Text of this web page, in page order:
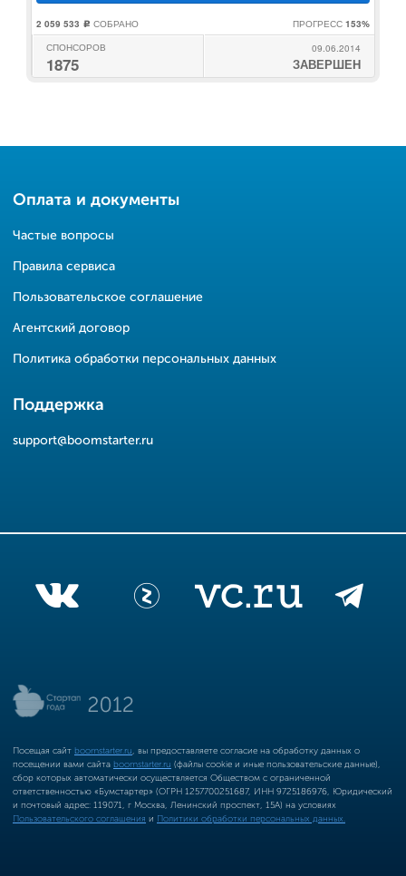
2 059 533 c СОБРАНО ПРОГРЕСС 153%
СПОНСОРОВ
1875
09.06.2014
ЗАВЕРШЕН
Оплата и документы
Частые вопросы
Правила сервиса
Пользовательское соглашение
Агентский договор
Политика обработки персональных данных
Поддержка
support@boomstarter.ru
Посещая сайт boomstarter.ru , вы предоставляете согласие на обработку данных о
посещении вами сайта boomstarter.ru (файлы cookie и иные пользовательские данные),
сбор которых автоматически осуществляется Обществом с ограниченной
ответственностью «Бумстартер» (ОГРН 1257700251687, ИНН 9725186976, Юридический
и почтовый адрес: 119071, г Москва, Ленинский проспект, 15А) на условиях
Пользовательского соглашения и Политики обработки персональных данных.